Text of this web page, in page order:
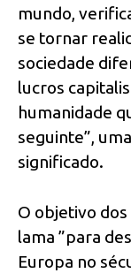
mundo,
se tornar
sociedade
lucros
humanidade
seguinte”,
significado.
O objetivo
lama ”para
Europa no